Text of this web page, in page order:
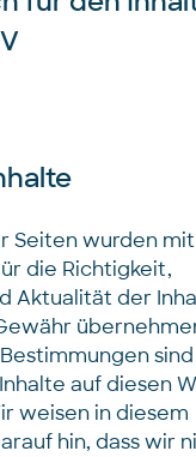
Seiten wurden
die Richtigkeit,
Aktualität der
auf diesen
weisen in diesem
hin, dass wir